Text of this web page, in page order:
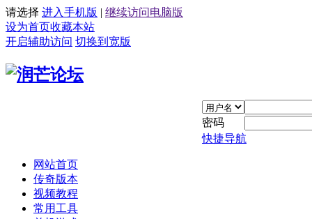
请选择 进入手机版 | 继续访问电脑版
设为首页收藏本站
开启辅助访问 切换到宽版
密码
快捷导航
网站首页
传奇版本
视频教程
常用工具